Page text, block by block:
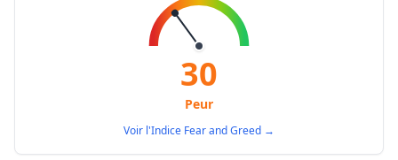
30
Peur
Voir l'Indice Fear and Greed →